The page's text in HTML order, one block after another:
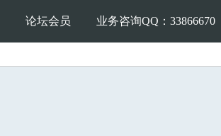
论坛会员 业务咨询QQ：33866670